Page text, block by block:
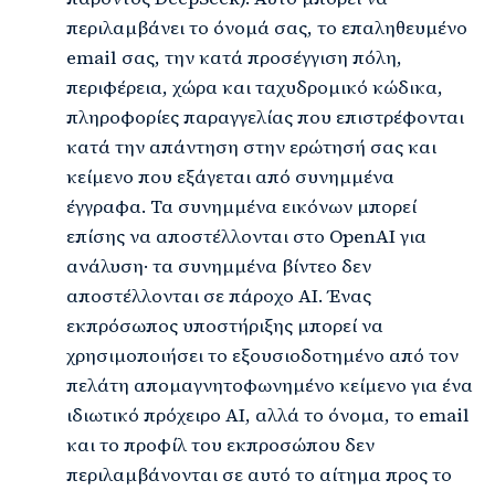
περιλαμβάνει το όνομά σας, το επαληθευμένο
email σας, την κατά προσέγγιση πόλη,
περιφέρεια, χώρα και ταχυδρομικό κώδικα,
πληροφορίες παραγγελίας που επιστρέφονται
κατά την απάντηση στην ερώτησή σας και
κείμενο που εξάγεται από συνημμένα
έγγραφα. Τα συνημμένα εικόνων μπορεί
επίσης να αποστέλλονται στο OpenAI για
ανάλυση· τα συνημμένα βίντεο δεν
αποστέλλονται σε πάροχο AI. Ένας
εκπρόσωπος υποστήριξης μπορεί να
χρησιμοποιήσει το εξουσιοδοτημένο από τον
πελάτη απομαγνητοφωνημένο κείμενο για ένα
ιδιωτικό πρόχειρο AI, αλλά το όνομα, το email
και το προφίλ του εκπροσώπου δεν
περιλαμβάνονται σε αυτό το αίτημα προς το